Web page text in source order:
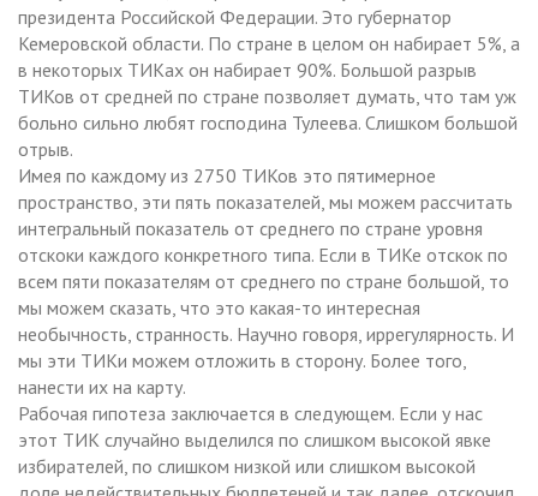
президента Российской Федерации. Это губернатор
Кемеровской области. По стране в целом он набирает 5%, а
в некоторых ТИКах он набирает 90%. Большой разрыв
ТИКов от средней по стране позволяет думать, что там уж
больно сильно любят господина Тулеева. Слишком большой
отрыв.
Имея по каждому из 2750 ТИКов это пятимерное
пространство, эти пять показателей, мы можем рассчитать
интегральный показатель от среднего по стране уровня
отскоки каждого конкретного типа. Если в ТИКе отскок по
всем пяти показателям от среднего по стране большой, то
мы можем сказать, что это какая-то интересная
необычность, странность. Научно говоря, иррегулярность. И
мы эти ТИКи можем отложить в сторону. Более того,
нанести их на карту.
Рабочая гипотеза заключается в следующем. Если у нас
этот ТИК случайно выделился по слишком высокой явке
избирателей, по слишком низкой или слишком высокой